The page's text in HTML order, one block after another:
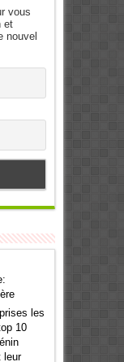
vous
et
nouvel
les
10
leur